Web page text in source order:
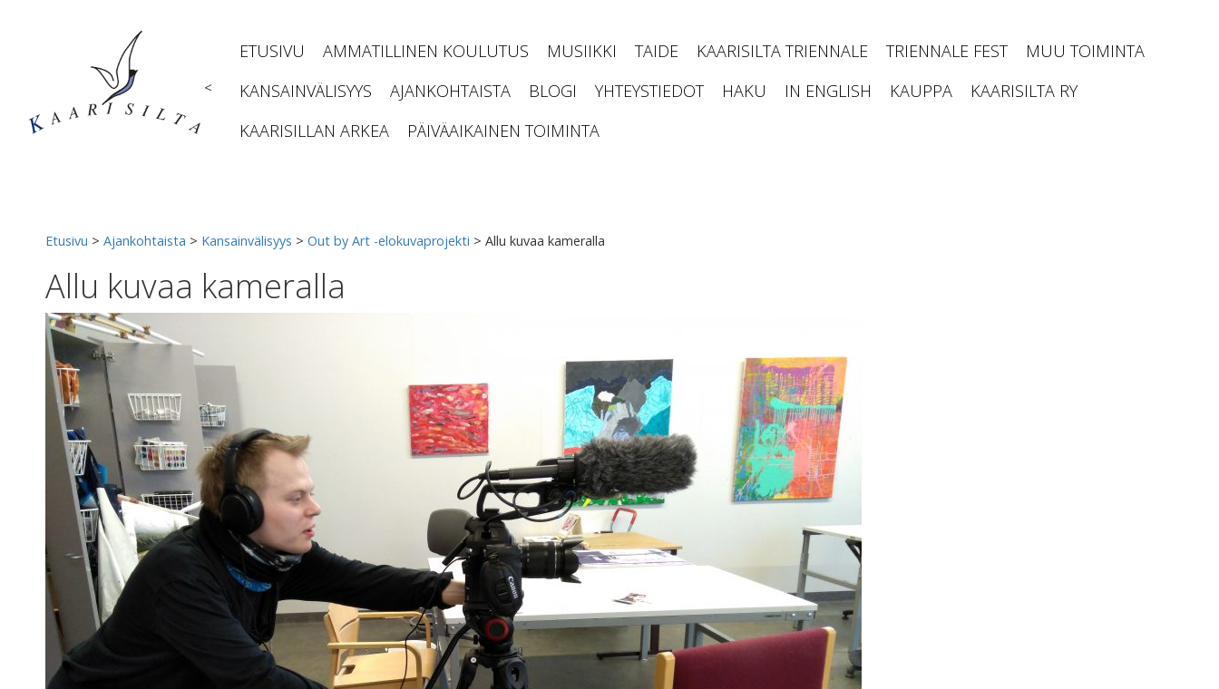
<
ETUSIVU AMMATILLINEN KOULUTUS MUSIIKKI TAIDE KAARISILTA TRIENNALE TRIENNALE FEST
MUU TOIMINTA
KANSAINVÄLISYYS
AJANKOHTAISTA BLOGI YHTEYSTIEDOT HAKU IN ENGLISH KAUPPA
KAARISILTA RY
KAARISILLAN ARKEA
PÄIVÄAIKAINEN TOIMINTA
Etusivu > Ajankohtaista > Kansainvälisyys > Out by Art -elokuvaprojekti > Allu kuvaa kameralla
Allu kuvaa kameralla